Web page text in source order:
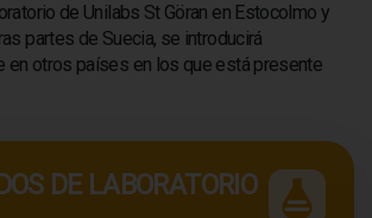
de Unilabs St Göran en Estocolmo y
partes de Suecia, se introducirá
en otros países en los que está presente
DE LABORATORIO